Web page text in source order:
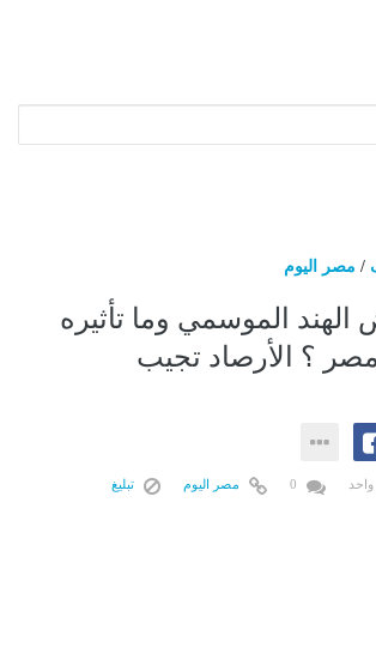
/ مصر اليوم
الموسمي وما تأثيره
؟ الأرصاد تجيب
مصر اليوم تبليغ